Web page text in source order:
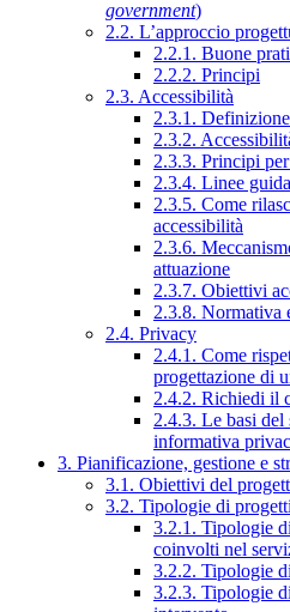
government)
2.2. L’approccio
2.2.1. Buone
2.2.2. Principi
2.3. Accessibilità
2.3.1. Definizione
2.3.2.
2.3.3. Principi
2.3.4. Linee
2.3.5. Come
accessibilità
2.3.6.
attuazione
2.3.7. Obiettivi
2.3.8. Normativa
2.4. Privacy
2.4.1. Come
progettazione di
2.4.2. Richiedi il
2.4.3. Le basi del
informativa
3. Pianificazione, gestione e
3.1. Obiettivi del
3.2. Tipologie di progetti
3.2.1. Tipologie
coinvolti nel
3.2.2. Tipologie
3.2.3. Tipologie